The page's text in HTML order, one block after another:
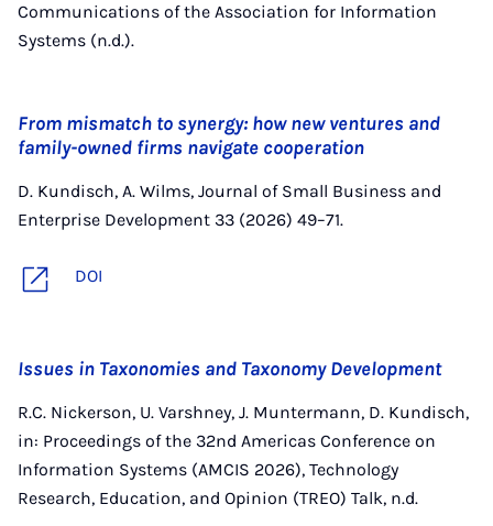
Communications of the Association for Information
Systems (n.d.).
From mismatch to synergy: how new ventures and
family-owned firms navigate cooperation
D. Kundisch, A. Wilms, Journal of Small Business and
Enterprise Development 33 (2026) 49–71.
DOI
Issues in Taxonomies and Taxonomy Development
R.C. Nickerson, U. Varshney, J. Muntermann, D. Kundisch,
in: Proceedings of the 32nd Americas Conference on
Information Systems (AMCIS 2026), Technology
Research, Education, and Opinion (TREO) Talk, n.d.